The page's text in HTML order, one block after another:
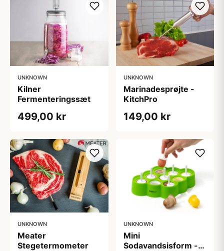
UNKNOWN
Kilner
Fermenteringssæt
499,00 kr
UNKNOWN
Marinadesprøjte -
KitchPro
149,00 kr
UNKNOWN
Meater
Stegetermometer
UNKNOWN
Mini
Sodavandsisform -